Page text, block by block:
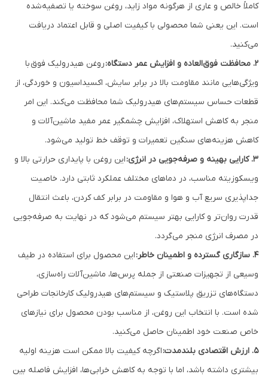
کاملاً خالص و عاری از هرگونه مواد زاید، روغن سوخته یا تصفیه‌شده
است. این یعنی شما محصولی با کیفیت اصلی و قابل اعتماد دریافت
می‌کنید.
۲. محافظت فوق‌العاده و افزایش عمر دستگاه:
روغن هیدرولیک فوقبا
ویژگی‌هایی مانند مقاومت بالا در برابر سایش، اکسیداسیون و خوردگی، از
قطعات حساس سیستم‌های هیدرولیک شما محافظت می‌کند. این امر
منجر به کاهش استهلاک، افزایش چشمگیر عمر مفید ماشین‌آلات و
کاهش هزینه‌های سنگین تعمیرات و توقف خط تولید می‌شود.
۳. کارایی بهینه و صرفه‌جویی در انرژی:
این روغن با پایداری حرارتی بالا و
ویسکوزیته مناسب، در دماهای مختلف عملکرد ثابتی دارد. خاصیت
جداپذیری سریع آب و هوا و مقاومت در برابر کف کردن، باعث انتقال
قدرت روان‌تر و کارایی بهتر سیستم می‌شود که در نهایت به صرفه‌جویی
در مصرف انرژی منجر می‌گردد.
۴. سازگاری گسترده و اطمینان خاطر:
این محصول برای استفاده در طیف
وسیعی از تجهیزات صنعتی از جمله پرس‌ها، ماشین‌آلات راه‌سازی،
دستگاه‌های تزریق پلاستیک و سیستم‌های هیدرولیک کارخانجات طراحی
شده است. با انتخاب این روغن، از مناسب بودن محصول برای نیازهای
خاص صنعت خود اطمینان حاصل می‌کنید.
۵. ارزش اقتصادی بلندمدت:
اگرچه کیفیت بالا ممکن است هزینه اولیه
بیشتری داشته باشد، اما با توجه به کاهش خرابی‌ها، افزایش فاصله بین